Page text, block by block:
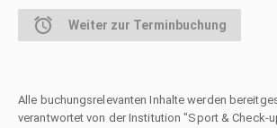
alarm Weiter zur Terminbuchung
Alle buchungsrelevanten Inhalte werden
verantwortet von der Institution "Sport & Check-